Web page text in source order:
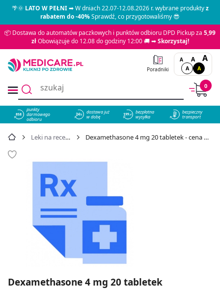
🌴🌞LATO W PEŁNI➡ W dniach 22.07-12.08.2026 r. wybrane produktyz
rabatem do -40%Sprawdź, co przygotowaliśmy 😎
📦 Dostawa do automatów paczkowych i punktów odbioru DPD Pickup za 5,99
złObowiązuje do 12.08 do godziny 12:00 🚚 ➡Skorzystaj!
Poradniki
A A A
A A
0
858
punkty
darmowego
odbioru
dostawa już
w dobę
bezpłatna
wysyłka
bezpieczny
transport
Leki na receptę Dexamethasone 4 mg 20 tabletek - cena 12,39 zł
Dexamethasone 4 mg 20 tabletek